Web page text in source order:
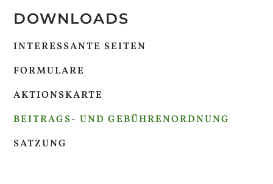
DOWNLOADS
INTERESSANTE SEITEN
FORMULARE
AKTIONSKARTE
BEITRAGS- UND GEBÜHRENORDNUNG
SATZUNG